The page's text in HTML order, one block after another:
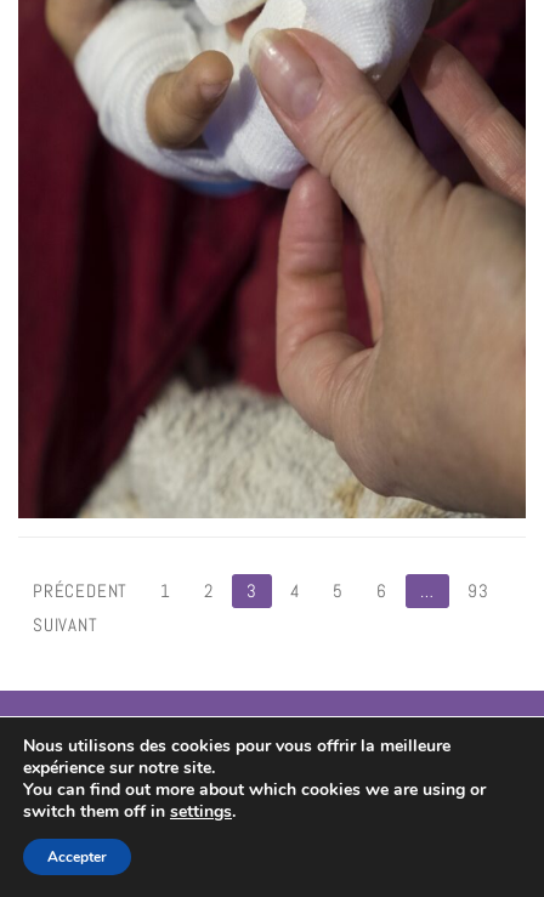
PRÉCEDENT 1 2 3 4 5 6 …
93
SUIVANT
Sculptures de jardin en papier mâché : La
recette qui ne craint pas l’eau
Les animes venant de LN sortis en été
Nous utilisons des cookies pour vous offrir la meilleure
expérience sur notre site.
You can find out more about which cookies we are using or
switch them off in settings.
Accepter